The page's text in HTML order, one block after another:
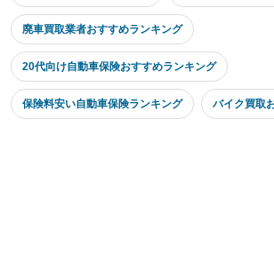
廃車買取業者おすすめランキング
20代向け自動車保険おすすめランキング
保険料安い自動車保険ランキング バイク買取